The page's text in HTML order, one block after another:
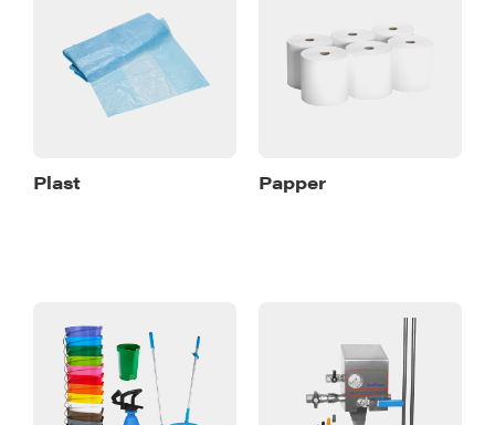
Plast Papper